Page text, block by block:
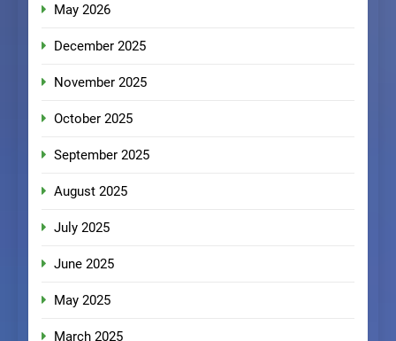
May 2026
December 2025
November 2025
October 2025
September 2025
August 2025
July 2025
June 2025
May 2025
March 2025